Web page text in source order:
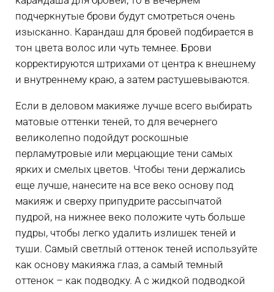
подчеркнутые брови будут смотреться очень
изысканно. Карандаш для бровей подбирается в
тон цвета волос или чуть темнее. Брови
корректируются штрихами от центра к внешнему
и внутреннему краю, а затем растушевываются.
Если в деловом макияже лучше всего выбирать
матовые оттенки теней, то для вечернего
великолепно подойдут роскошные
перламутровые или мерцающие тени самых
ярких и смелых цветов. Чтобы тени держались
еще лучше, нанесите на все веко основу под
макияж и сверху припудрите рассыпчатой
пудрой, на нижнее веко положите чуть больше
пудры, чтобы легко удалить излишек теней и
туши. Самый светлый оттенок теней используйте
как основу макияжа глаз, а самый темный
оттенок – как подводку. А с жидкой подводкой